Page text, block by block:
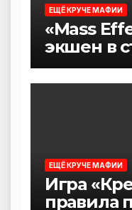
ЕЩЁ КРУЧЕ МАФИИ
«Mass
экшен в
ЕЩЁ КРУЧЕ МАФИИ
Игра
правила